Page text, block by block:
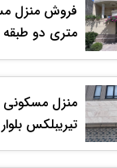
متری دو طبقه
کد203069
تیریبلکس
203068